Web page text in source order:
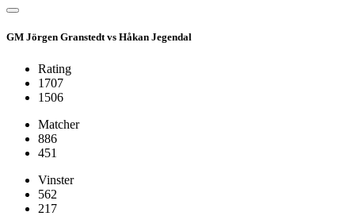
GM Jörgen Granstedt vs Håkan Jegendal
Rating
1707
1506
Matcher
886
451
Vinster
562
217